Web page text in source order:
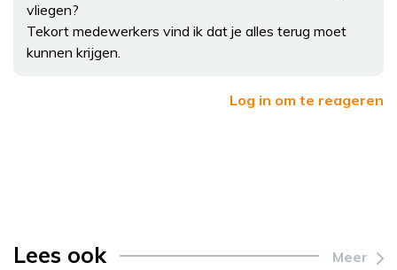
vliegen?
Tekort medewerkers vind ik dat je alles terug moet
kunnen krijgen.
Log in om te reageren
Lees ook Meer